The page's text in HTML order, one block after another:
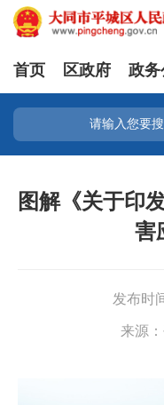
首页 区政府 政务
图解《关于印
害
发布时
来源：